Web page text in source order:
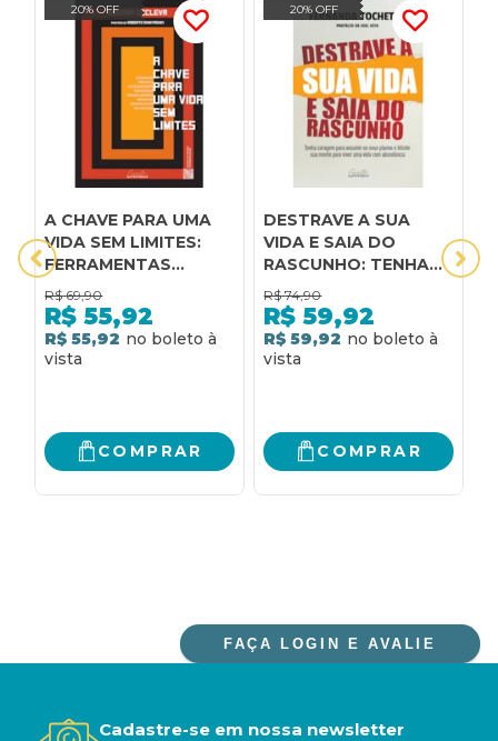
20% OFF
A CHAVE PARA UMA
VIDA SEM LIMITES:
FERRAMENTAS
PRÁTICAS DE
AUTOCONHECIMENTO
PARA DESFAZER
CRENÇAS
UMA VIDA PLENA
R$ 69,90
R$ 55,92
R$ 55,92
COMPRAR
20% OFF
DESTRAVE A SUA
VIDA E SAIA DO
RASCUNHO: TENHA
CORAGEM PARA
ASSUMIR OS SEUS
PLANOS E BLINDE
SUA MENTE PARA
R$ 74,90
R$ 59,92
R$ 59,92
COMPRAR
FAÇA LOGIN E AVALIE
Cadastre-se em nossa newsletter